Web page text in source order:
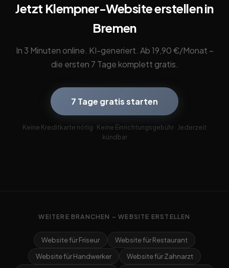
Jetzt Klempner-Website erstellen in
Bremen
In 3 Minuten online. KI-generiert. Ab 19,90 €/Monat –
die ersten 7 Tage komplett gratis.
7 Tage gratis starten
Keine Kreditkarte nötig · Keine Einrichtungsgebühr · Jederzeit
kündbar
WEITERE BRANCHEN – WEBSITE ERSTELLEN
Website für Friseur
Website für Restaurant
Website für Handwerker
Website für Zahnarzt